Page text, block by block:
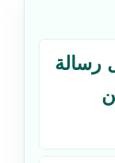
رسالة